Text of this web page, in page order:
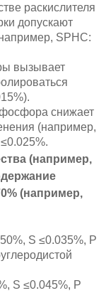
раскислителя
допускают
SPHC:
вызывает
снижает
(например,
(например,
(например,
S ≤0.035%, P
S ≤0.045%, P